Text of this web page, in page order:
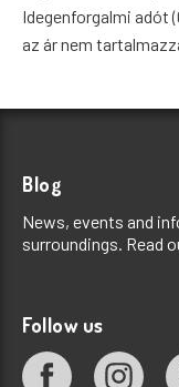
Idegenforgalmi adót
az ár nem
Blog
News, events and
surroundings. Read
Follow us